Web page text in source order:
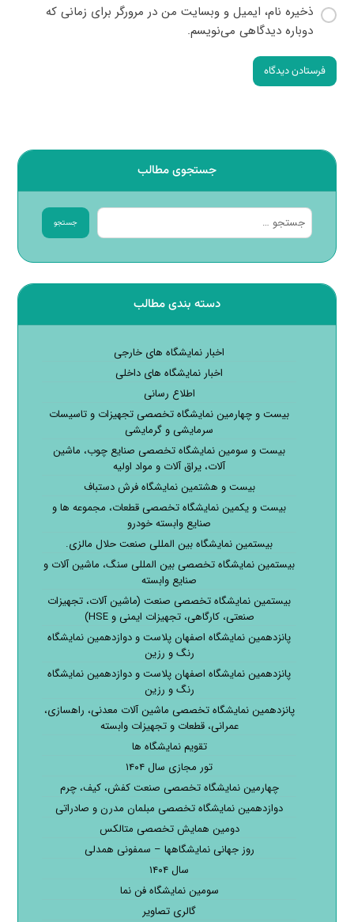
ذخیره نام، ایمیل و وبسایت من در مرورگر برای زمانی که
دوباره دیدگاهی می‌نویسم.
فرستادن دیدگاه
جستجوی مطالب
جستجو
دسته بندی مطالب
اخبار نمایشگاه های خارجی
اخبار نمایشگاه های داخلی
اطلاع رسانی
بیست و چهارمین نمایشگاه تخصصی تجهیزات و تاسیسات
سرمایشی و گرمایشی
بیست و سومین نمایشگاه تخصصی صنایع چوب، ماشین
آلات، یراق آلات و مواد اولیه
بیست و هشتمین نمایشگاه فرش دستباف
بیست و یکمین نمایشگاه تخصصی قطعات، مجموعه ها و
صنایع وابسته خودرو
بیستمین نمایشگاه بین المللی صنعت حلال مالزی.
بیستمین نمایشگاه تخصصی بین المللی سنگ، ماشین آلات و
صنایع وابسته
بیستمین نمایشگاه تخصصی صنعت (ماشین آلات، تجهیزات
صنعتی، کارگاهی، تجهیزات ایمنی و HSE)
پانزدهمین نمایشگاه اصفهان پلاست و دوازدهمین نمایشگاه
رنگ و رزین
پانزدهمین نمایشگاه اصفهان پلاست و دوازدهمین نمایشگاه
رنگ و رزین
پانزدهمین نمایشگاه تخصصی ماشین آلات معدنی، راهسازی،
عمرانی، قطعات و تجهیزات وابسته
تقویم نمایشگاه ها
تور مجازی سال ۱۴۰۴
چهارمین نمایشگاه تخصصی صنعت کفش، کیف، چرم
دوازدهمین نمایشگاه تخصصی مبلمان مدرن و صادراتی
دومین همایش تخصصی متالکس
روز جهانی نمایشگاهها – سمفونی همدلی
سال ۱۴۰۴
سومین نمایشگاه فن نما
گالری تصاویر